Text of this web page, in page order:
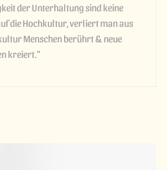
der Unterhaltung sind keine
die Hochkultur, verliert man aus
Menschen berührt & neue
kreiert."